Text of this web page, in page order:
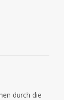
durch die